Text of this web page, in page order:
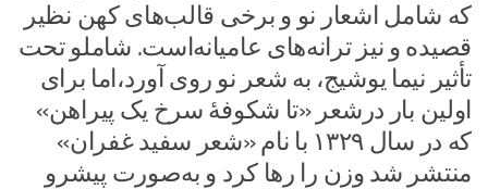
که شامل اشعار نو و برخی قالب‌های کهن نظیر
قصیده و نیز ترانه‌های عامیانه‌است. شاملو تحت
تأثیر نیما یوشیج، به شعر نو روی آورد،اما برای
اولین بار درشعر «تا شکوفهٔ سرخ یک پیراهن»
که در سال ۱۳۲۹ با نام «شعر سفید غفران»
منتشر شد وزن را رها کرد و به‌صورت پیشرو